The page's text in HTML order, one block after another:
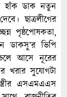
হাঁক ডাক নতুন
ছাত্রলীগের
পৃষ্ঠপোষকতা,
ডাকসু’র ভিপি
আসে নূরের
খরার সুযোগটা
এসএমএএস